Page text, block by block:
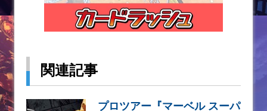
関連記事
プロツアー『マーベル スーパ